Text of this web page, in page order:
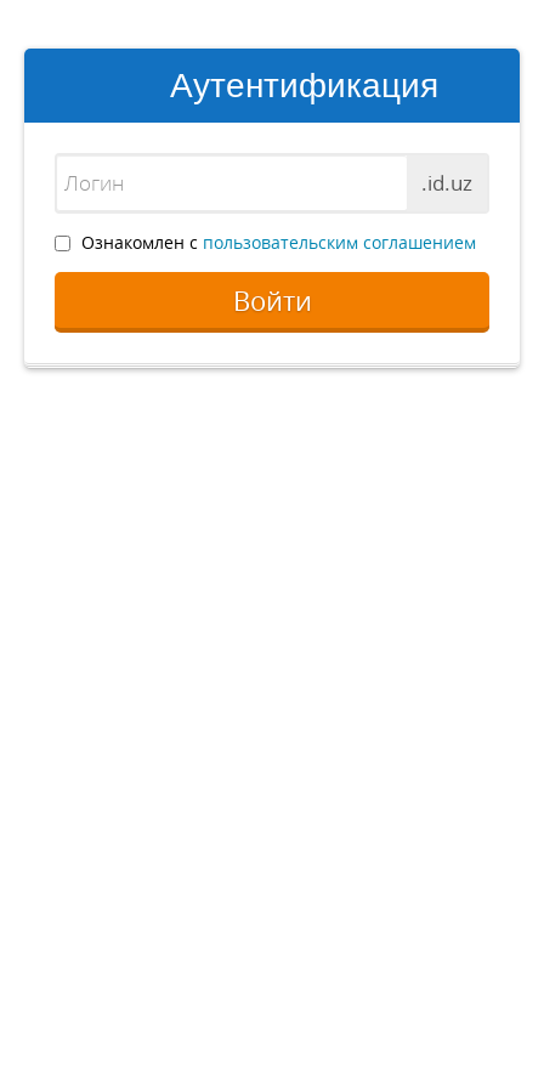
Аутентификация
.id.uz
Ознакомлен с пользовательским соглашением
Войти